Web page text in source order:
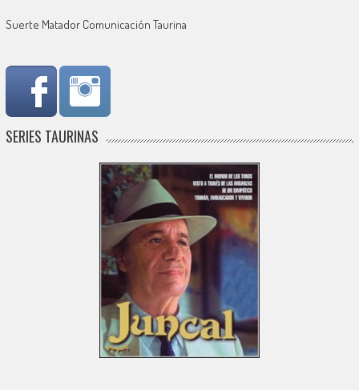
Suerte Matador Comunicación Taurina
SERIES TAURINAS